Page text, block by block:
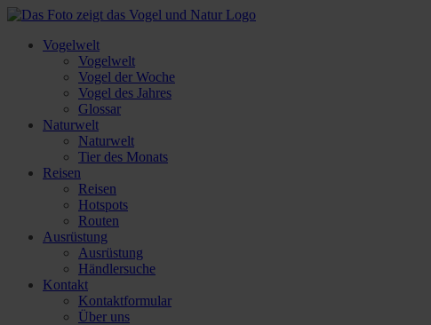
Vogelwelt
Vogelwelt
Vogel der Woche
Vogel des Jahres
Glossar
Naturwelt
Naturwelt
Tier des Monats
Reisen
Reisen
Hotspots
Routen
Ausrüstung
Ausrüstung
Händlersuche
Kontakt
Kontaktformular
Über uns